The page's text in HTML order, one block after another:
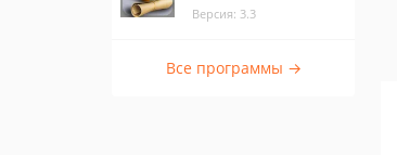
Версия: 3.3
Все программы →